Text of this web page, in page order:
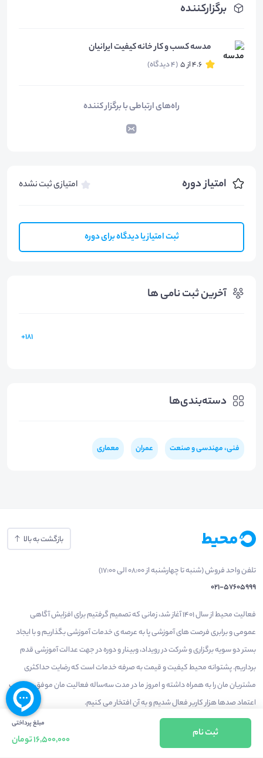
برگزارکننده
مدسه کسب و کار خانه کیفیت ایرانیان
4.6 از 5 (4 دیدگاه)
راه‌های ارتباطی با برگزار کننده
امتیاز دوره امتیازی ثبت نشده
ثبت امتیاز یا دیدگاه برای دوره
آخرین ثبت نامی ها
181+
دسته‌بندی‌ها
فنی، مهندسی و صنعت عمران معماری
مبلغ پرداختی
16,500,000 تومان
ثبت نام
بازگشت به بالا
تلفن واحد فروش (شنبه تا چهارشنبه از 08:00 الی 17:00)
021-57605999
فعالیت محیط از سال 1401 آغاز شد، زمانی که تصمیم گرفتیم برای افزایش آگاهی
عمومی و برابری فرصت های آموزشی پا به عرصه ی خدمات آموزشی بگذاریم و با ایجاد
بستر دو سویه برگزاری و شرکت در رویداد، وبینار و دوره در جهت عدالت آموزشی قدم
برداریم. پشتوانه محیط کیفیت و قیمت به صرفه خدمات است که رضایت حداکثری
مشتریان مان را به همراه داشته و امروز ما در مدت سه‌ساله فعالیت مان موفق به کسب
اعتماد صدها هزار کاربر فعال شدیم و به آن افتخار می‌ کنیم.